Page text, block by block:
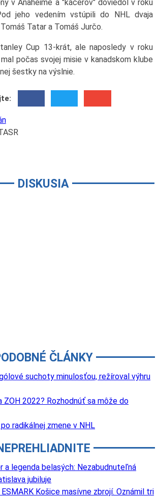
v Anaheime a "káčerov" doviedol v roku
jeho vedením vstúpili do NHL dvaja
Tatar a Tomáš Jurčo.
Cup 13-krát, ale naposledy v roku
počas svojej misie v kanadskom klube
šestky na výslnie.
DISKUSIA
ČLÁNKY
suchoty minulosťou, režíroval výhru
ZOH 2022? Rozhodnúť sa môže do
radikálnej zmene v NHL
a legenda belasých: Nezabudnuteľná
jubiluje
Košice masívne zbrojí. Oznámil tri